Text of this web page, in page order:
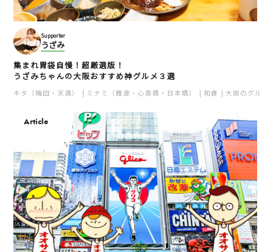
Supporter
うざみ
集まれ胃袋自慢！超厳選版！
うざみちゃんの大阪おすすめ神グルメ３選
キタ（梅田・天満） ミナミ（難波・心斎橋・日本橋） 和食 大阪のグルメ
Article